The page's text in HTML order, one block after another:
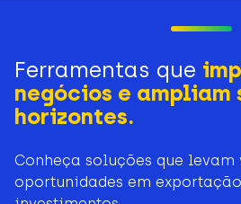
Ferramentas que
negócios e ampliam
horizontes.
Conheça soluções que levam
oportunidades em